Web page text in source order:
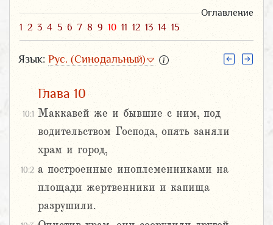
Оглавление
1 2 3 4 5 6 7 8 9 10 11 12 13 14 15
Язык: Рус. (Синодальный)
Глава 10
10:1 Маккавей же и бывшие с ним, под
водительством Господа, опять заняли
храм и город,
10:2 а построенные иноплеменниками на
площади жертвенники и капища
разрушили.